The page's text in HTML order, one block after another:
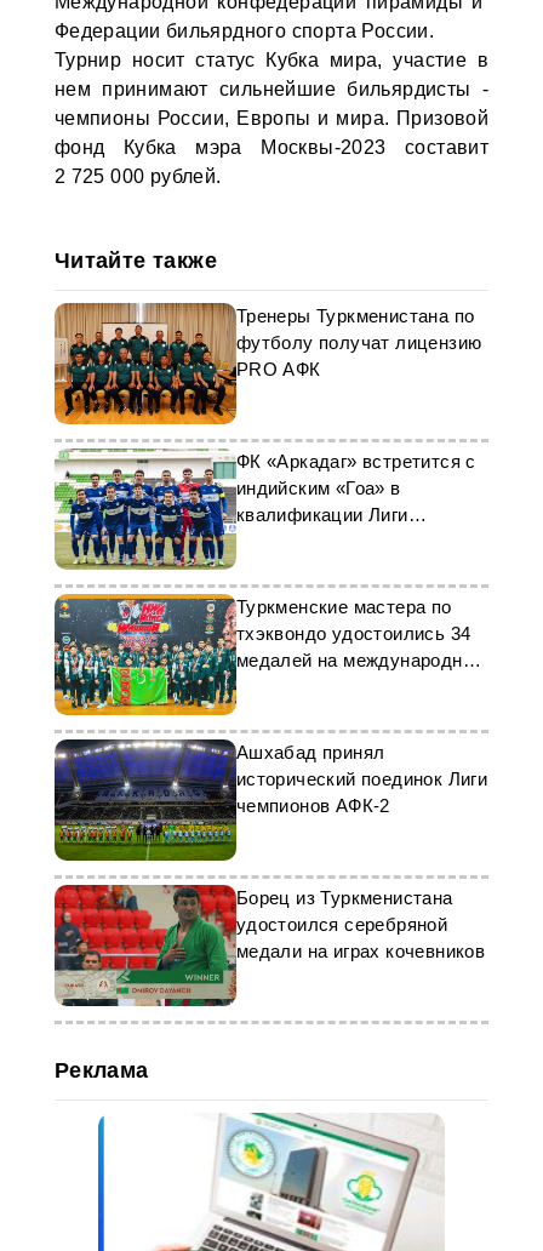
Федерации бильярдного спорта России.
Турнир носит статус Кубка мира, участие в
нем принимают сильнейшие бильярдисты -
чемпионы России, Европы и мира. Призовой
фонд Кубка мэра Москвы-2023 составит
2 725 000 рублей.
Читайте также
Тренеры Туркменистана по
футболу получат лицензию
PRO АФК
ФК «Аркадаг» встретится с
индийским «Гоа» в
квалификации Лиги
Туркменские мастера по
тхэквондо удостоились 34
медалей на международном
турнире в Куала-Лумпуре
Ашхабад принял
исторический поединок Лиги
чемпионов АФК-2
Борец из Туркменистана
удостоился серебряной
медали на играх кочевников
Реклама